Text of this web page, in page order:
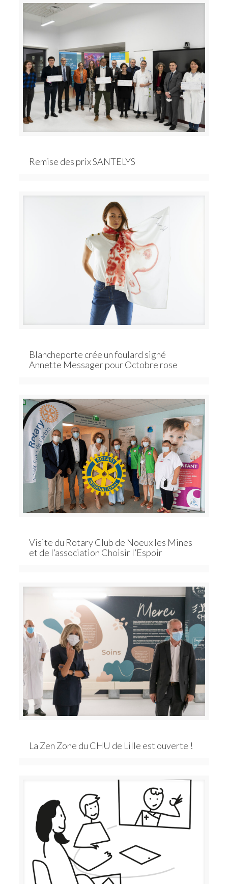
Remise des prix SANTELYS
Blancheporte crée un foulard signé
Annette Messager pour Octobre rose
Visite du Rotary Club de Noeux les Mines
et de l’association Choisir l’Espoir
La Zen Zone du CHU de Lille est ouverte !